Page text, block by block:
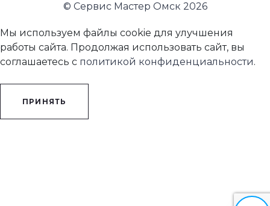
© Сервис Мастер Омск 2026
Мы используем файлы cookie для улучшения
работы сайта. Продолжая использовать сайт, вы
соглашаетесь с политикой конфиденциальности.
ПРИНЯТЬ